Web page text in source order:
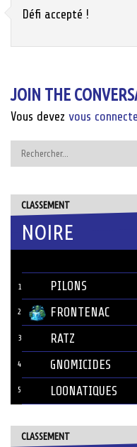
Défi accepté !
JOIN THE
Vous devez vous
CLASSEMENT
NOIRE
1 PILONS
2 FRONTENAC
3 RATZ
4 GNOMICIDES
5 LOONATIQUES
CLASSEMENT